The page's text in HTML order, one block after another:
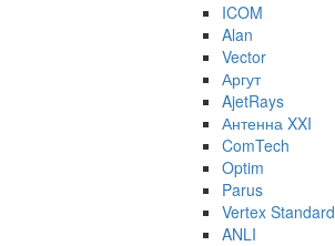
ICOM
Alan
Vector
Аргут
AjetRays
Антенна XXI
ComTech
Optim
Parus
Vertex Standard
ANLI